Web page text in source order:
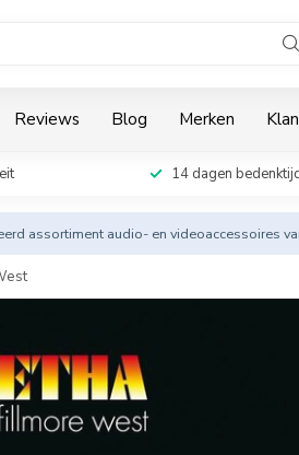
Reviews Blog Merken
14 dagen
assortiment audio- en videoaccessoires